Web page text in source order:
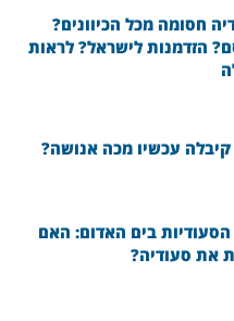
חסומה מכל הכיוונים?
הזדמנות לישראל? לראות
קיבלה עכשיו מכה אנושה?
בים האדום: האם
את סעודיה?